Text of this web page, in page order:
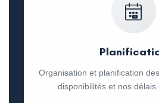
Organisation et planification
disponibilités et nos délais